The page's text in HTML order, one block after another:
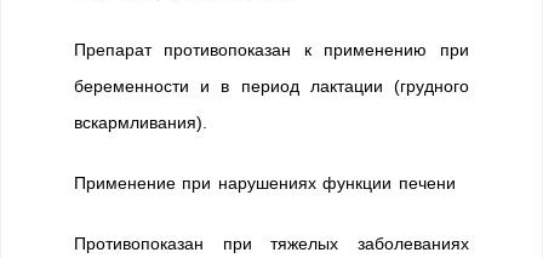
Препарат противопоказан к применению при
беременности и в период лактации (грудного
вскармливания).
Применение при нарушениях функции печени
Противопоказан при тяжелых заболеваниях